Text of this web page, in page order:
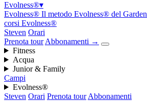
Evolness®▾
Evolness® Il metodo Evolness® del Garden
corsi Evolness®
Steven Orari
Prenota tour Abbonamenti →
Fitness
Acqua
Junior & Family
Campi
Evolness®
Steven Orari Prenota tour Abbonamenti